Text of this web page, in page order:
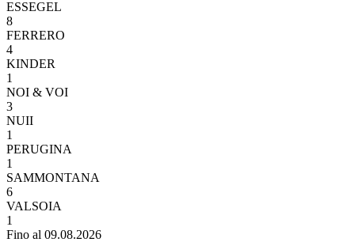
ESSEGEL
8
FERRERO
4
KINDER
1
NOI & VOI
3
NUII
1
PERUGINA
1
SAMMONTANA
6
VALSOIA
1
Fino al 09.08.2026